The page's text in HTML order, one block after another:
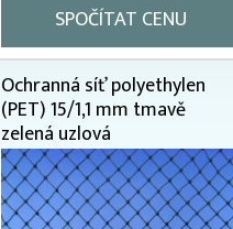
SPOČÍTAT CENU
Ochranná síť polyethylen
(PET) 15/1,1 mm tmavě
zelená uzlová